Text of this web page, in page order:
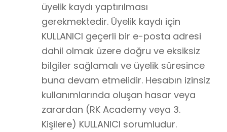
üyelik kaydı yaptırılması
gerekmektedir. Üyelik kaydı için
KULLANICI geçerli bir e-posta adresi
dahil olmak üzere doğru ve eksiksiz
bilgiler sağlamalı ve üyelik süresince
buna devam etmelidir. Hesabın izinsiz
kullanımlarında oluşan hasar veya
zarardan (RK Academy veya 3.
Kişilere) KULLANICI sorumludur.